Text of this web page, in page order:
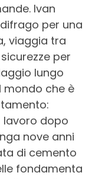
Ivan
per una
viaggia tra
per
lungo
mondo che è
lavoro dopo
nove anni
di cemento
fondamenta